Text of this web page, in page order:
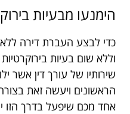
הימנעו מבעיות
כדי לבצע העברת דירה
וללא שום בעיות
שירותיו של עורך דין אשר
הראשונים ויעשה זאת
אחד מכם שיפעל בדרך הזו